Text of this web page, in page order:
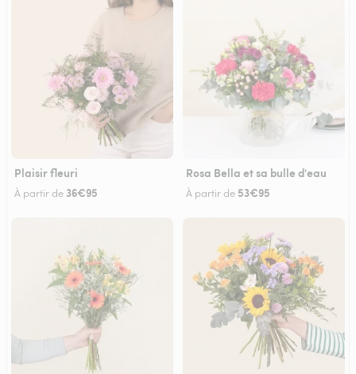
Plaisir fleuri
À partir de 36€95
Rosa Bella et sa bulle d'eau
À partir de 53€95